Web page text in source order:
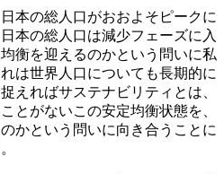
本の総人口がおおよそピークに
本の総人口は減少フェーズに入
衡を迎えるのかという問いに私
は世界人口についても長期的に
えればサステナビリティとは、
とがないこの安定均衡状態を、
かという問いに向き合うことに